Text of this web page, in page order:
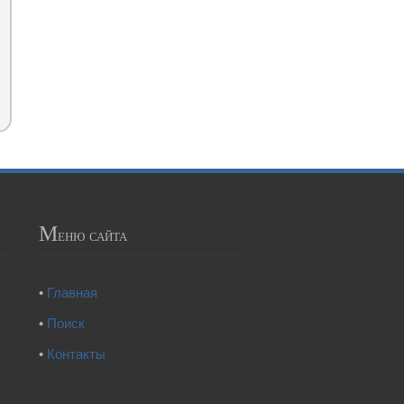
Меню сайта
• Главная
• Поиск
• Контакты